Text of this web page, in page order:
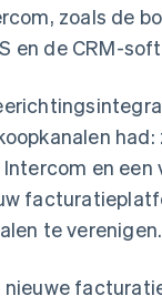
zoals de
en de CRM-
Intercom en
te verenigen.
nieuwe